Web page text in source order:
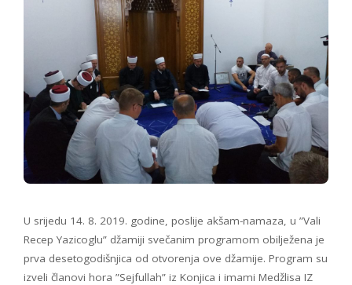
U srijedu 14. 8. 2019. godine, poslije akšam-namaza, u ”Vali
Recep Yazicoglu” džamiji svečanim programom obilježena je
prva desetogodišnjica od otvorenja ove džamije. Program su
izveli članovi hora ”Sejfullah” iz Konjica i imami Medžlisa IZ